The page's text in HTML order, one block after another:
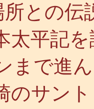
所との伝
太平記
まで進
のサン